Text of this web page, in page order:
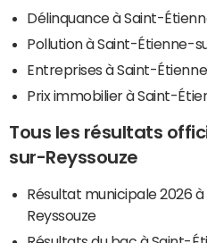
Délinquance à Saint-
Pollution à Saint-Étienne-
Entreprises à Saint-
Prix immobilier à Saint-
Tous les résultats
sur-Reyssouze
Résultat municipale 2026
Reyssouze